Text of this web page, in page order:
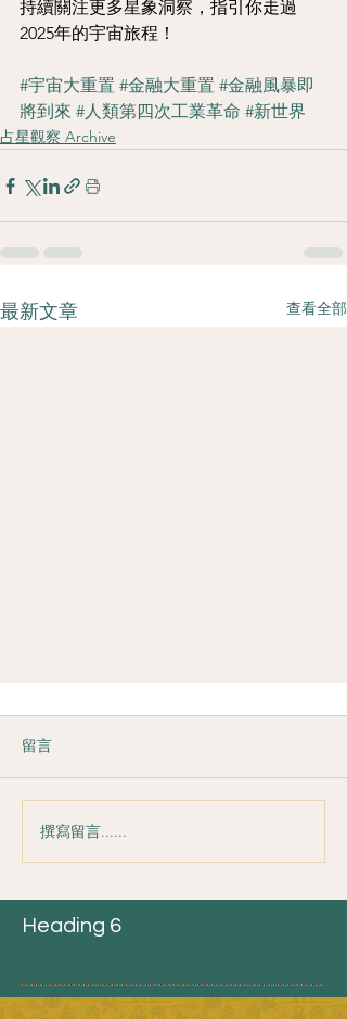
持續關注更多星象洞察，指引你走過
2025年的宇宙旅程！
#宇宙大重置 #金融大重置 #金融風暴即
將到來 #人類第四次工業革命 #新世界
占星觀察 Archive
最新文章 查看全部
留言
撰寫留言......
Heading 6